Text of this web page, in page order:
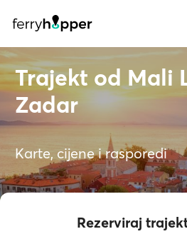
Trajekt od Mali
Zadar
Karte, cijene i rasporedi
Rezerviraj